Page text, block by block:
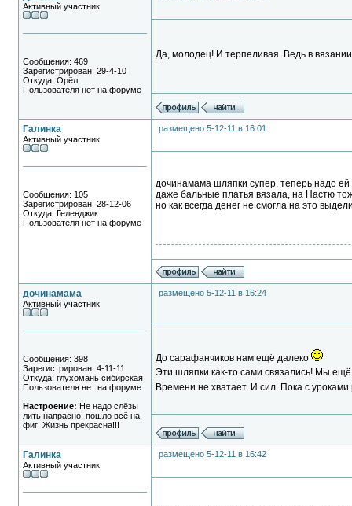
Активный участник
Сообщения: 469
Зарегистрирован: 29-4-10
Откуда: Орёл
Пользователя нет на форуме
Да, молодец! И терпеливая. Ведь в
Галинка
Активный участник
Сообщения: 105
Зарегистрирован: 28-12-06
Откуда: Геленджик
Пользователя нет на форуме
размещено 5-12-11 в 16:01
дочинамама шляпки супер, теперь надо
даже бальные платья вязала, на Настю
но как всегда денег не смогла на это
дочинамама
Активный участник
Сообщения: 398
Зарегистрирован: 4-11-11
Откуда: глухомань сибирская
Пользователя нет на форуме
Настроение: Не надо слёзы
лить напрасно, пошло всё на
фиг! Жизнь прекрасна!!!
размещено 5-12-11 в 16:24
До сарафанчиков нам ещё далеко
Эти шляпки как-то сами связались! Мы
Времени не хватает. И сил. Пока с
Галинка
Активный участник
размещено 5-12-11 в 16:42